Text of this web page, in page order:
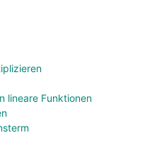
lineare Funktionen